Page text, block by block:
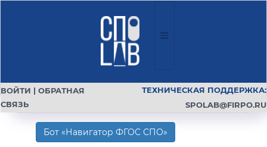
ВОЙТИ | ОБРАТНАЯ
СВЯЗЬ
ТЕХНИЧЕСКАЯ ПОДДЕРЖКА:
SPOLAB@FIRPO.RU
Бот «Навигатор ФГОС СПО»